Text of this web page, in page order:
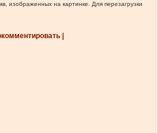
изображенных на картинке. Для перезагрузки
|